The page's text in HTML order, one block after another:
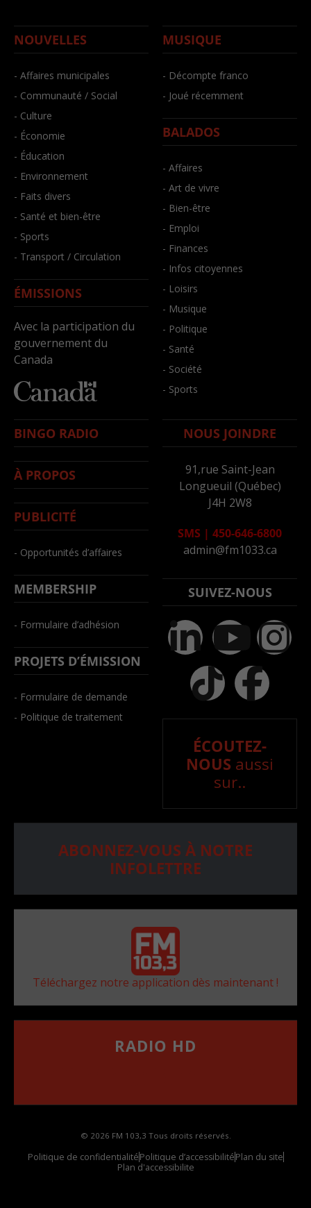
NOUVELLES
- Affaires municipales
- Communauté / Social
- Culture
- Économie
- Éducation
- Environnement
- Faits divers
- Santé et bien-être
- Sports
- Transport / Circulation
ÉMISSIONS
Avec la participation du
gouvernement du
Canada
MUSIQUE
- Décompte franco
- Joué récemment
BALADOS
- Affaires
- Art de vivre
- Bien-être
- Emploi
- Finances
- Infos citoyennes
- Loisirs
- Musique
- Politique
- Santé
- Société
- Sports
BINGO RADIO
À PROPOS
PUBLICITÉ
- Opportunités d’affaires
MEMBERSHIP
- Formulaire d’adhésion
PROJETS D’ÉMISSION
- Formulaire de demande
- Politique de traitement
NOUS JOINDRE
91,rue Saint-Jean
Longueuil (Québec)
J4H 2W8
SMS | 450-646-6800
admin@fm1033.ca
SUIVEZ-NOUS
ÉCOUTEZ-
NOUS aussi
sur..
ABONNEZ-VOUS À NOTRE
INFOLETTRE
Téléchargez notre application dès maintenant !
RADIO HD
© 2026 FM 103,3 Tous droits réservés.
Politique de confidentialitéPolitique d’accessibilitéPlan du site
Plan d'accessibilite